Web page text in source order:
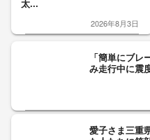
太...
2026年8月3日
「簡単にブレ
み走行中に震
愛子さま三重